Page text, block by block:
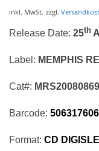
war: ist:
inkl. MwSt. zzgl.
Release Date: 25th
Label: MEMPHIS
Cat#: MRS20080869
Barcode:
Format: CD